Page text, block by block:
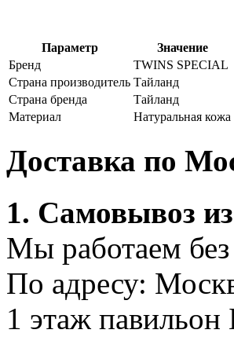
Параметр
Значение
Бренд
TWINS SPECIAL
Страна производитель Тайланд
Страна бренда
Тайланд
Материал
Натуральная кожа
Доставка по
1. Самовывоз
Мы работаем
По адресу:
1 этаж павильон